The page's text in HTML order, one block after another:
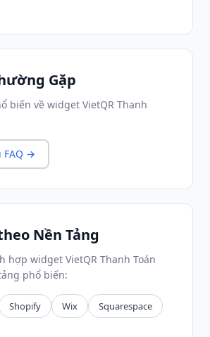
Gặp
biến về widget VietQR Thanh
FAQ →
Nền Tảng
hợp widget VietQR Thanh Toán
phổ biến:
Shopify Wix
Squarespace